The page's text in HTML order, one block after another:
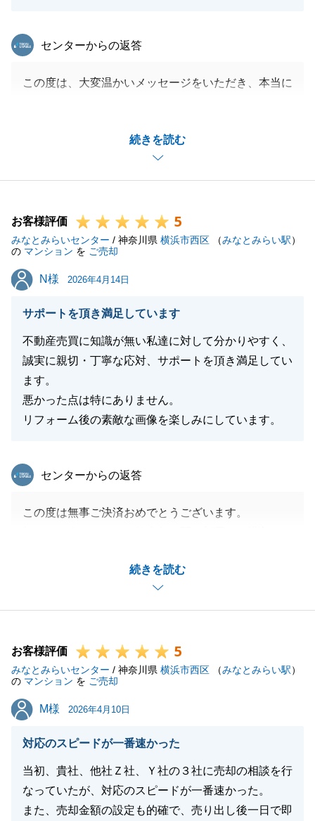
続きを読む
東急リバブル
センターからの返答
この度は、大変温かいメッセージをいただき、本当に
「手に余るような問題」とおっしゃるほど、ご不安や
ご心労も大きかったこととお察しいたします。
う、お気持ちに寄り添うことを一番に心がけておりま
した。
その想いが届き、このようなお言葉をいただけたこと
は、私どもにとりまして何よりの励みになります。
快くご協力いただき、私の方こそ心より感謝申し上げ
ます。
I様のお人柄があったからこそ、無事にこの日を迎え
られたと思っております。
お手続きは一区切りとなりますが、今後も不動産のこ
とで何かお困り事がございましたら、いつでもお気軽
お客様評価 5
みなとみらいセンター / 神奈川県 横浜市西区 （みなとみらい駅）
の マンション を ご売却
N様
N様 2026年4月14日
サポートを頂き満足しています
不動産売買に知識が無い私達に対して分かりやすく、
誠実に親切・丁寧な応対、サポートを頂き満足してい
ます。
悪かった点は特にありません。
リフォーム後の素敵な画像を楽しみにしています。
続きを読む
東急リバブル
センターからの返答
この度は無事ご決済おめでとうございます。
みなとみらいから少し静かな場所での新生活かと思い
ますが、新居での生活が少し落ち着かれておりますと
些細な事でも構いませんので、お気軽にご相談をいた
だけますと幸いでございます。
それでは引き続きどうぞよろしくお願い申し上げま
す。
閉じる
お客様評価 5
みなとみらいセンター / 神奈川県 横浜市西区 （みなとみらい駅）
の マンション を ご売却
M様
M様 2026年4月10日
対応のスピードが一番速かった
当初、貴社、他社Ｚ社、Ｙ社の３社に売却の相談を行
なっていたが、対応のスピードが一番速かった。
また、売却金額の設定も的確で、売り出し後一日で即